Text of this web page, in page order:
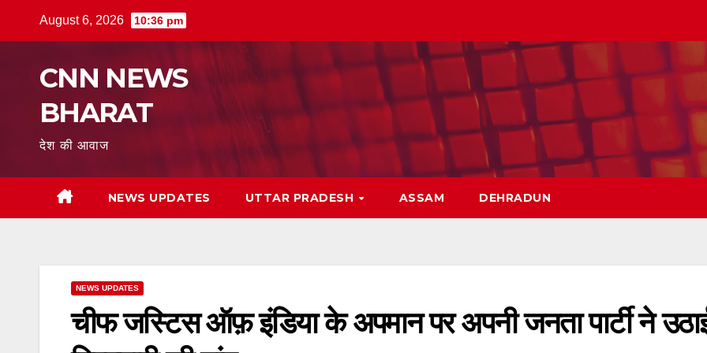
August 6, 2026 10:36 pm
CNN NEWS
BHARAT
देश की आवाज
NEWS UPDATES UTTAR PRADESH ASSAM DEHRADUN
NEWS UPDATES
चीफ जस्टिस ऑफ़ इंडिया के अपमान पर अपनी जनता पार्टी ने